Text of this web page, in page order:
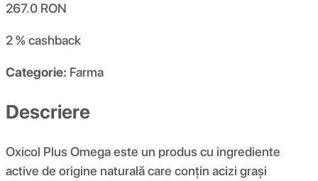
267.0 RON
2 %cashback
Categorie: Farma
Descriere
Oxicol Plus Omega este un produs cu ingrediente
active de origine naturală care conțin acizi grași